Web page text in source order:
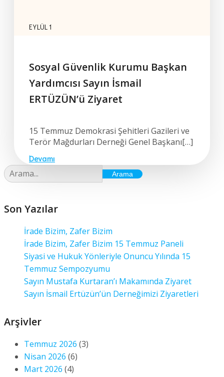
EYLÜL 1
Sosyal Güvenlik Kurumu Başkan
Yardımcısı Sayın İsmail
ERTÜZÜN’ü Ziyaret
15 Temmuz Demokrasi Şehitleri Gazileri ve
Terör Mağdurları Derneği Genel Başkanı[…]
Devamı
Arama
Son Yazılar
İrade Bizim, Zafer Bizim
İrade Bizim, Zafer Bizim 15 Temmuz Paneli
Siyasi ve Hukuk Yönleriyle Onuncu Yılında 15
Temmuz Sempozyumu
Sayın Mustafa Kurtaran’ı Makamında Ziyaret
Sayın İsmail Ertüzün’ün Derneğimizi Ziyaretleri
Arşivler
Temmuz 2026 (3)
Nisan 2026 (6)
Mart 2026 (4)